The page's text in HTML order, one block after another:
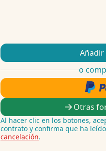
Añadir
o
Otras
Al hacer clic en los botones,
contrato y confirma que ha
cancelación.